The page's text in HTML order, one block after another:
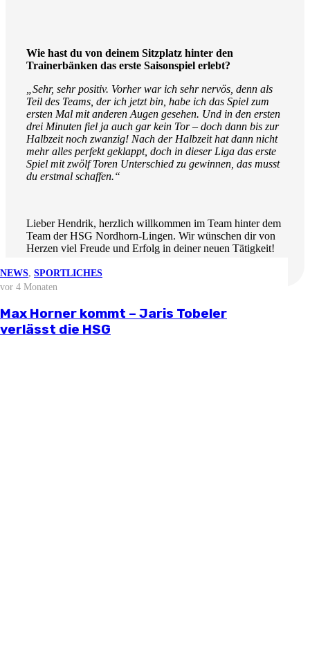
Wie hast du von deinem Sitzplatz hinter den
Trainerbänken das erste Saisonspiel erlebt?
„Sehr, sehr positiv. Vorher war ich sehr nervös, denn als
Teil des Teams, der ich jetzt bin, habe ich das Spiel zum
ersten Mal mit anderen Augen gesehen. Und in den ersten
drei Minuten fiel ja auch gar kein Tor – doch dann bis zur
Halbzeit noch zwanzig! Nach der Halbzeit hat dann nicht
mehr alles perfekt geklappt, doch in dieser Liga das erste
Spiel mit zwölf Toren Unterschied zu gewinnen, das musst
du erstmal schaffen.“
Lieber Hendrik, herzlich willkommen im Team hinter dem
Team der HSG Nordhorn-Lingen. Wir wünschen dir von
Herzen viel Freude und Erfolg in deiner neuen Tätigkeit!
Weitere News
NEWS
vor 3 Wochen
Stellungnahme zur aktuellen
wirtschaftlichen Situation
NEWS
Saisonvorbereitung 2026/27
NEWS
vor 2 Monaten
Björn Zintel geht – Emiel Hoogland
kommt
NEWS
vor 3 Monaten
Mathis Berger übernimmt Social Media
und Öffentlichkeitsarbeit
NEWS, SPORTLICHES
vor 4 Monaten
Max Horner kommt – Jaris Tobeler
verlässt die HSG